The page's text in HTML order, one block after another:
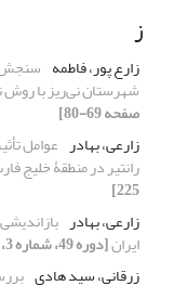
ز
زارع پور، فاطمه سنجش
شهرستان نی‌ریز با
صفحه 69-80]
زارعی، بهادر عوامل
رانتیر در منطقۀ خلیج
225]
زارعی، بهادر
ایران[دوره 49، شماره 3، 1396، صفحه 693-711]
زرقانی، سید هادی